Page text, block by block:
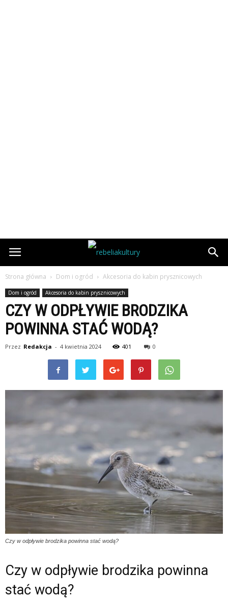
Strona główna Dom i ogród Akcesoria do kabin prysznicowych
Dom i ogród Akcesoria do kabin prysznicowych
CZY W ODPŁYWIE BRODZIKA
POWINNA STAĆ WODĄ?
Przez Redakcja - 4 kwietnia 2024 401 0
Czy w odpływie brodzika powinna stać wodą?
Czy w odpływie brodzika powinna
stać wodą?